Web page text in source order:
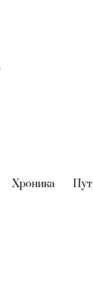
(current)
Хроника